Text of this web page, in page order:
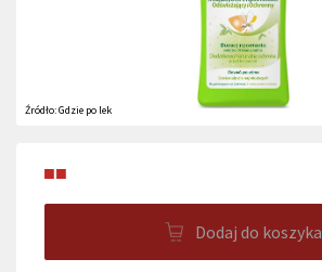
Źródło:Gdzie po lek
■■
Dodaj do koszyka